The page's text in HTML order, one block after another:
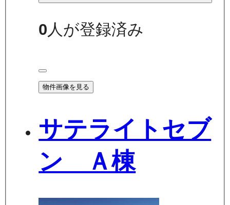
0人が登録済み
物件画像を見る
サテライトセブ
ン Ａ棟